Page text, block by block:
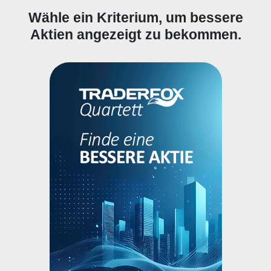
Wähle ein Kriterium, um bessere
Aktien angezeigt zu bekommen.